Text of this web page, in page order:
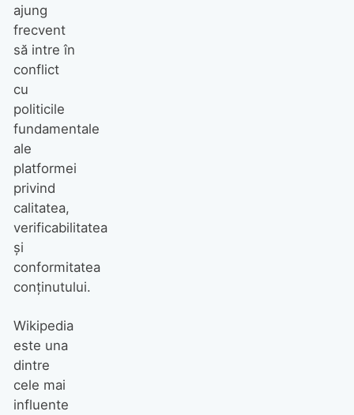
ajung
frecvent
să intre în
conflict
cu
politicile
fundamentale
ale
platformei
privind
calitatea,
verificabilitatea
și
conformitatea
conținutului.
Wikipedia
este una
dintre
cele mai
influente